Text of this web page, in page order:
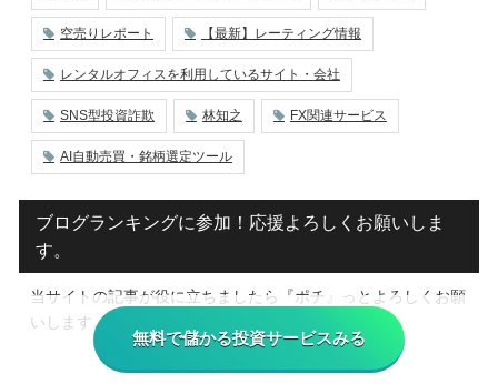
空売りレポート 【最新】レーティング情報
レンタルオフィスを利用しているサイト・会社
SNS型投資詐欺 林知之 FX関連サービス
AI自動売買・銘柄選定ツール
ブログランキングに参加！応援よろしくお願いしま
す。
当サイトの記事が役に立ちましたら『ポチ』っとよろしくお願
いします。
無料で儲かる投資サービスみる